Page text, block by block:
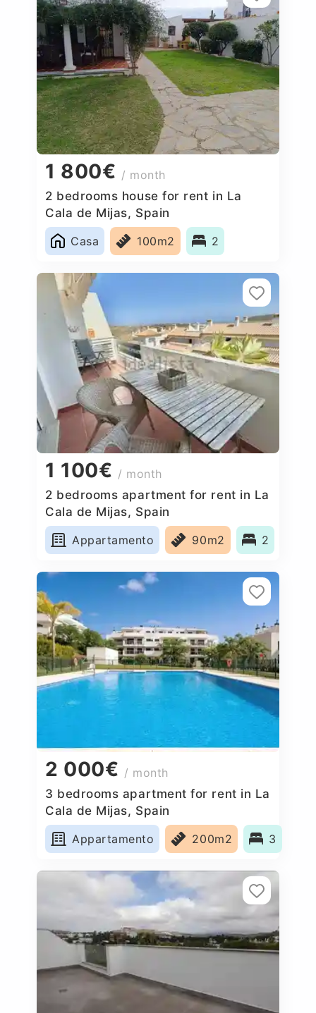
1 800€ / month
2 bedrooms house for rent in La
Cala de Mijas, Spain
Casa
100m2 2
1 100€ / month
2 bedrooms apartment for rent in La
Cala de Mijas, Spain
Appartamento
90m2 2
2 000€ / month
3 bedrooms apartment for rent in La
Cala de Mijas, Spain
Appartamento
200m2 3